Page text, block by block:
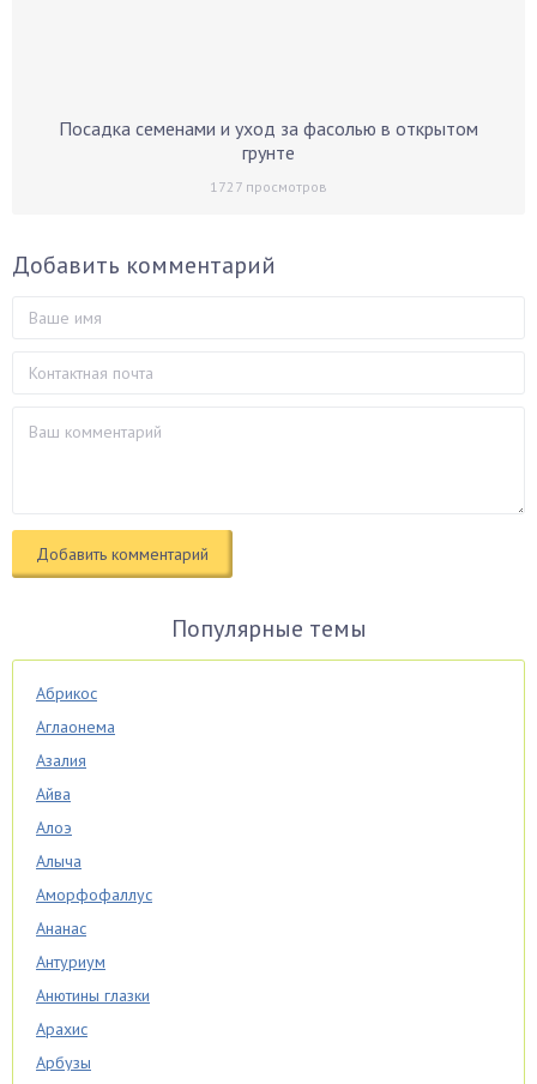
Посадка семенами и уход за фасолью в открытом
грунте
1727 просмотров
Добавить комментарий
Популярные темы
Абрикос
Аглаонема
Азалия
Айва
Алоэ
Алыча
Аморфофаллус
Ананас
Антуриум
Анютины глазки
Арахис
Арбузы